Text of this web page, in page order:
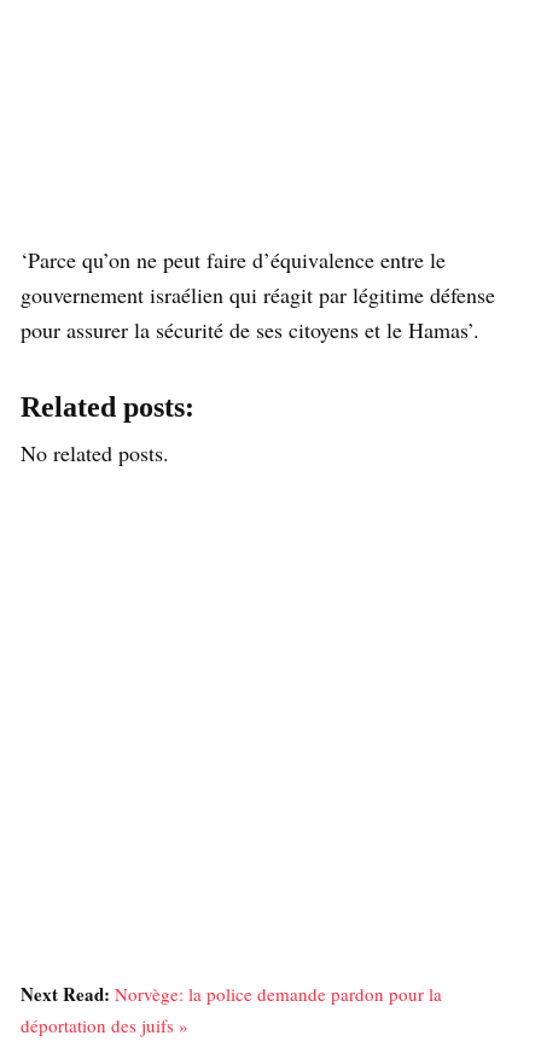
‘Parce qu’on ne peut faire d’équivalence entre le
gouvernement israélien qui réagit par légitime défense
pour assurer la sécurité de ses citoyens et le Hamas’.
Related posts:
No related posts.
Next Read: Norvège: la police demande pardon pour la
déportation des juifs »